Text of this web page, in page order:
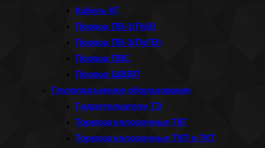
Кабель КГ
Провод ПВ-1(ПуВ)
Провод ПВ-3(ПуГВ)
Провод ПВС
Провод ШВВП
Грузоподъемное оборудование
Гидротолкатели ТЭ
Тормоза колодочные ТКГ
Тормоза колодочные ТКП и ТКТ